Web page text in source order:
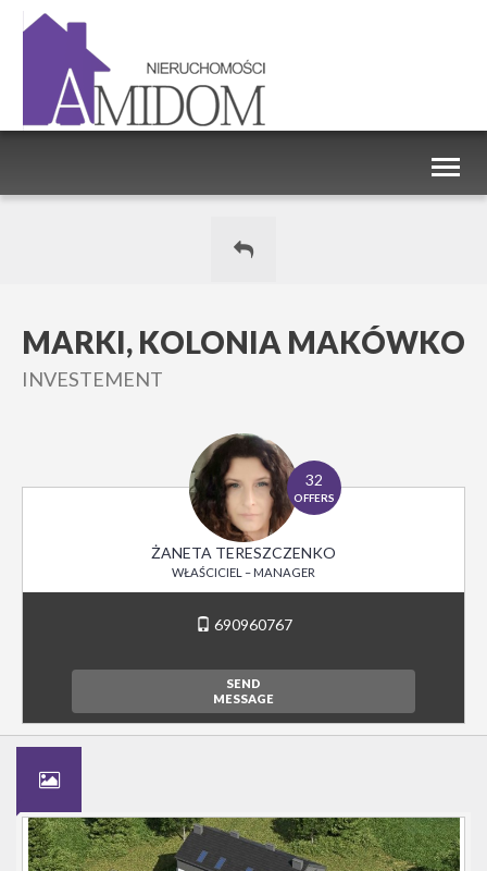
MARKI, KOLONIA MAKÓWKO
INVESTEMENT
32
OFFERS
ŻANETA TERESZCZENKO
WŁAŚCICIEL – MANAGER
690960767
SEND
MESSAGE